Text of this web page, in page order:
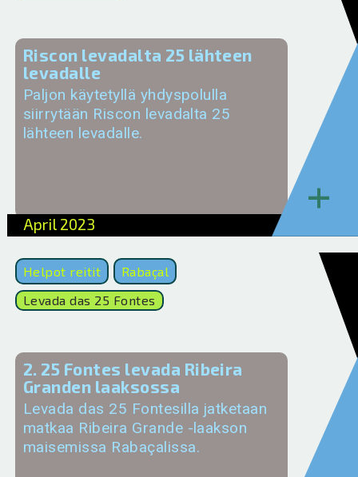
Riscon levadalta 25 lähteen
levadalle
Paljon käytetyllä yhdyspolulla
siirrytään Riscon levadalta 25
lähteen levadalle.
April 2023
+
Helpot reitit
Rabaçal
Levada das 25 Fontes
2. 25 Fontes levada Ribeira
Granden laaksossa
Levada das 25 Fontesilla jatketaan
matkaa Ribeira Grande -laakson
maisemissa Rabaçalissa.